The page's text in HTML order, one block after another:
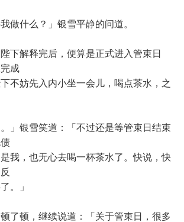
什么？」银雪平静的问道。
解释完后，便算是正式进入管束日
成
不妨先入内小坐一会儿，喝点茶水，之
银雪笑道：「不过还是等管束日结束
我，也无心去喝一杯茶水了。快说，快
。」
顿，继续说道：「关于管束日，很多